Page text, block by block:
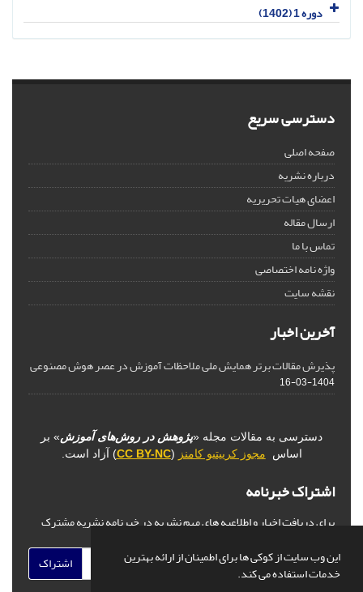
این وب سایت از کوکی ها برای اطمینان از ارائه بهترین
خدمات استفاده می کند.
دوره 1 (1402)
دسترسی سریع
صفحه اصلی
درباره نشریه
اعضای هیات تحریریه
ارسال مقاله
تماس با ما
واژه نامه اختصاصی
نقشه سایت
آخرین اخبار
پذیرش مقالات برتر همایش ملی ملاحظات آموزش در عصر هوش مصنوعی
1404-03-16
دسترسی به مقالات مجله «پژوهش در روش‌های آموزش» بر
اساس مجوز کرییتیو کامنز (
CC BY-NC) آزاد است.
اشتراک خبرنامه
برای دریافت اخبار و اطلاعیه های مهم نشریه در خبرنامه نشریه مشترک
اشتراک